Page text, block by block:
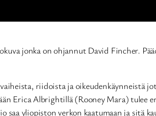
jonka on ohjannut David Fincher.
riidoista ja oikeudenkäynneistä
Erica Albrightillä (Rooney Mara) tulee
saa yliopiston verkon kaatumaan ja sitä